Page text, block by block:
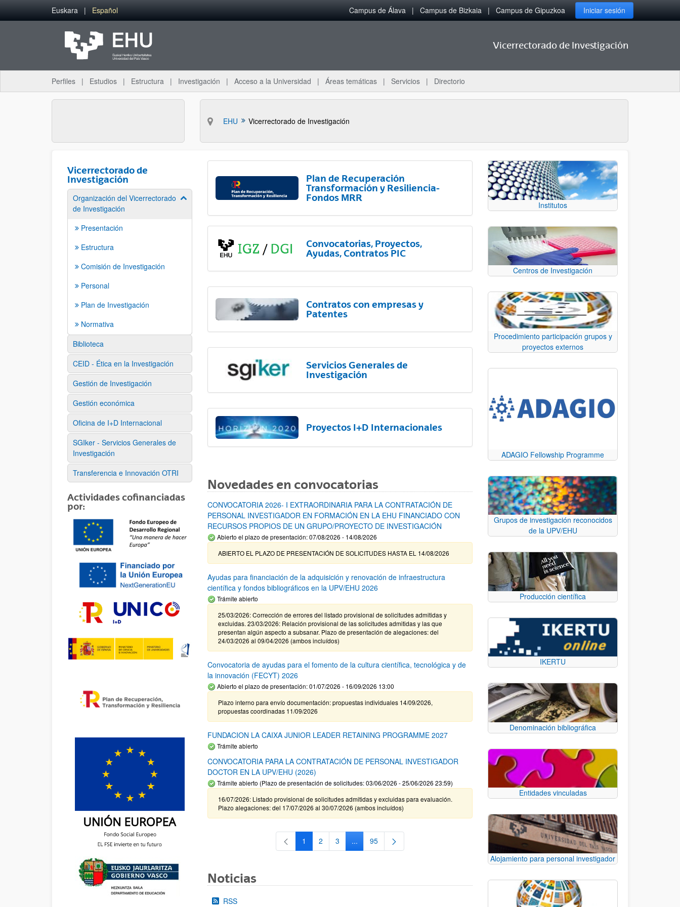
Saltar al contenido principal
Euskara Español Campus de Álava Campus de Bizkaia Campus de Gipuzkoa Iniciar sesión
Vicerrectorado de Investigación
Perfiles Estudios Estructura Investigación Acceso a la Universidad Áreas temáticas Servicios Directorio
EHU Vicerrectorado de Investigación
Vicerrectorado de
Investigación
Organización del Vicerrectorado
de Investigación
Mostrar/ocultar subpáginas
Presentación
Estructura
Comisión de Investigación
Personal
Plan de Investigación
Normativa
Biblioteca
CEID - Ética en la Investigación
Gestión de Investigación
Gestión económica
Oficina de I+D Internacional
SGIker - Servicios Generales de
Investigación
Transferencia e Innovación OTRI
Actividades cofinanciadas
por:
Plan de Recuperación
Transformación y Resiliencia-
Fondos MRR
Convocatorias, Proyectos,
Ayudas, Contratos PIC
Contratos con empresas y
Patentes
Servicios Generales de
Investigación
Proyectos I+D Internacionales
Novedades en convocatorias
CONVOCATORIA 2026- I EXTRAORDINARIA PARA LA CONTRATACIÓN DE
PERSONAL INVESTIGADOR EN FORMACIÓN EN LA EHU FINANCIADO CON
RECURSOS PROPIOS DE UN GRUPO/PROYECTO DE INVESTIGACIÓN
Abierto el plazo de presentación: 07/08/2026 - 14/08/2026
ABIERTO EL PLAZO DE PRESENTACIÓN DE SOLICITUDES HASTA EL 14/08/2026
Ayudas para financiación de la adquisición y renovación de infraestructura
científica y fondos bibliográficos en la UPV/EHU 2026
Trámite abierto
25/03/2026: Corrección de errores del listado provisional de solicitudes admitidas y
excluidas. 23/03/2026: Relación provisional de las solicitudes admitidas y las que
presentan algún aspecto a subsanar. Plazo de presentación de alegaciones: del
24/03/2026 al 09/04/2026 (ambos incluídos)
Convocatoria de ayudas para el fomento de la cultura científica, tecnológica y de
la innovación (FECYT) 2026
Abierto el plazo de presentación: 01/07/2026 - 16/09/2026 13:00
Plazo interno para envío documentación: propuestas individuales 14/09/2026,
propuestas coordinadas 11/09/2026
FUNDACION LA CAIXA JUNIOR LEADER RETAINING PROGRAMME 2027
Trámite abierto
CONVOCATORIA PARA LA CONTRATACIÓN DE PERSONAL INVESTIGADOR
DOCTOR EN LA UPV/EHU (2026)
Trámite abierto (Plazo de presentación de solicitudes: 03/06/2026 - 25/06/2026 23:59)
16/07/2026: Listado provisional de solicitudes admitidas y excluidas para evaluación.
Plazo alegaciones: del 17/07/2026 al 30/07/2026 (ambos incluídos)
Página
1 Página
2 Página
3 ...Páginas intermedias Use TAB para desplazarse.
Página
95
Noticias
RSS
Institutos
Centros de Investigación
Procedimiento participación grupos y
proyectos externos
ADAGIO Fellowship Programme
Grupos de investigación reconocidos
de la UPV/EHU
Producción científica
IKERTU
Denominación bibliográfica
Entidades vinculadas
Alojamiento para personal investigador